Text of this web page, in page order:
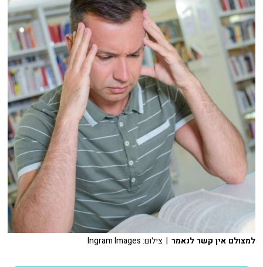
למצולם אין קשר לנאמר | צילום: Ingram Images